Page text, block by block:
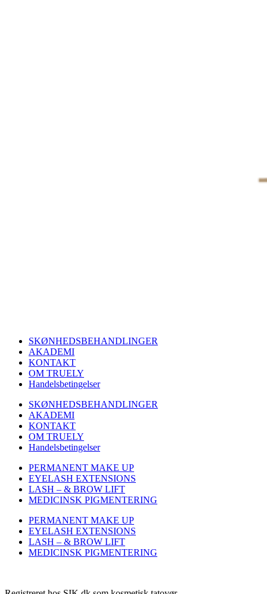
SKØNHEDSBEHANDLINGER
AKADEMI
KONTAKT
OM TRUELY
Handelsbetingelser
SKØNHEDSBEHANDLINGER
AKADEMI
KONTAKT
OM TRUELY
Handelsbetingelser
PERMANENT MAKE UP
EYELASH EXTENSIONS
LASH – & BROW LIFT
MEDICINSK PIGMENTERING
PERMANENT MAKE UP
EYELASH EXTENSIONS
LASH – & BROW LIFT
MEDICINSK PIGMENTERING